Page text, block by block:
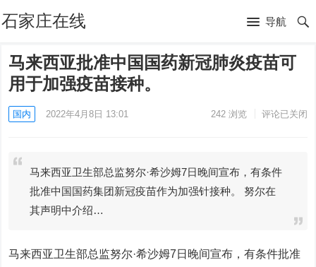
石家庄在线 导航
马来西亚批准中国国药新冠肺炎疫苗可
用于加强疫苗接种。
国内 2022年4月8日 13:01 242浏览 评论已关闭
马来西亚卫生部总监努尔·希沙姆7日晚间宣布，有条件
批准中国国药集团新冠疫苗作为加强针接种。 努尔在
其声明中介绍…
马来西亚卫生部总监努尔·希沙姆7日晚间宣布，有条件批准